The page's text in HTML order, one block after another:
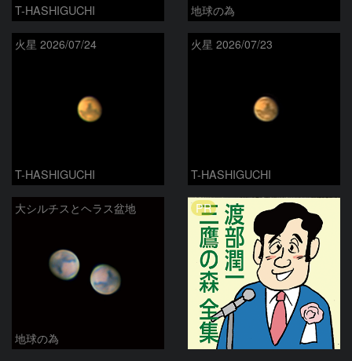
T-HASHIGUCHI 地球の為
火星 2026/07/24
T-HASHIGUCHI
火星 2026/07/23
T-HASHIGUCHI
大シルチスとヘラス盆地
地球の為
PR